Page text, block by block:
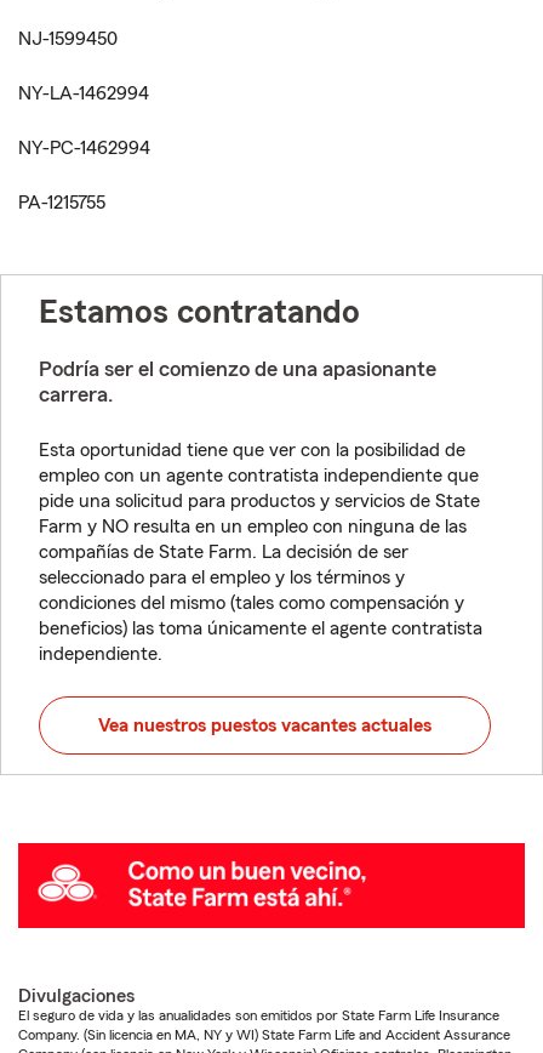
NJ-1599450
NY-LA-1462994
NY-PC-1462994
PA-1215755
Estamos contratando
Podría ser el comienzo de una apasionante
carrera.
Esta oportunidad tiene que ver con la posibilidad de
empleo con un agente contratista independiente que
pide una solicitud para productos y servicios de State
Farm y NO resulta en un empleo con ninguna de las
compañías de State Farm. La decisión de ser
seleccionado para el empleo y los términos y
condiciones del mismo (tales como compensación y
beneficios) las toma únicamente el agente contratista
independiente.
Vea nuestros puestos vacantes actuales
Divulgaciones
El seguro de vida y las anualidades son emitidos por State Farm Life Insurance
Company. (Sin licencia en MA, NY y WI) State Farm Life and Accident Assurance